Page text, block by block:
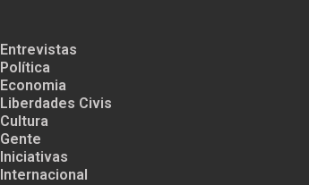
Entrevistas
Política
Economia
Liberdades Civis
Cultura
Gente
Iniciativas
Internacional